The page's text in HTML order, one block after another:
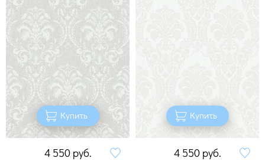
Купить
4 550 руб.
Купить
4 550 руб.